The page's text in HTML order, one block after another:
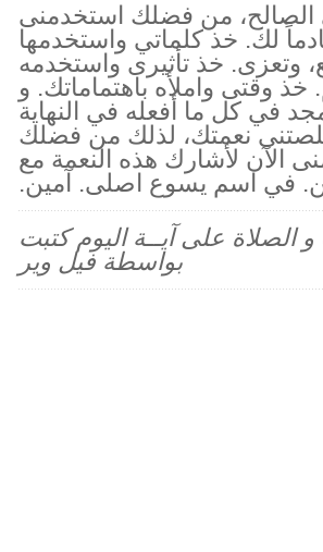
الصالح، من فضلك استخدمنى
لك. خذ كلماتي واستخدمها
وتعزى. خذ تأثيرى واستخدمه
خذ وقتى واملأه باهتماماتك. و
في كل ما أفعله في النهاية
نعمتك، لذلك من فضلك
الآن لأشارك هذه النعمة مع
في اسم يسوع اصلى. آمين.
و الصلاة على آيــة اليوم كتبت
بواسطة فيل وير